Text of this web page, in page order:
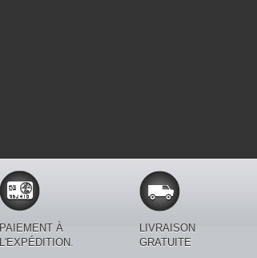
PAIEMENT À
L'EXPÉDITION.
LIVRAISON
GRATUITE